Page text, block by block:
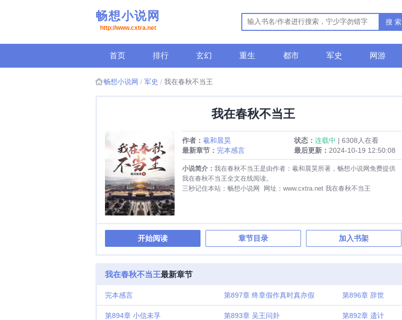
畅想小说网
http://www.cxtra.net
搜 索
首页 排行 玄幻 重生 都市 军史 网游
畅想小说网 军史 我在春秋不当王
我在春秋不当王
作者： 羲和晨昊 状态：连载中 | 6308人在看
最新章节： 完本感言 最后更新： 2024-10-19 12:50:08
小说简介： 我在春秋不当王是由作者：羲和晨昊所著，畅想小说网免费提供
我在春秋不当王全文在线阅读。
三秒记住本站：畅想小说网 网址：www.cxtra.net 我在春秋不当王
开始阅读 章节目录 加入书架
我在春秋不当王最新章节
完本感言 第897章 终章假作真时真亦假 第896章 辞世
第894章 小信未孚 第893章 吴王问卦 第892章 遗计